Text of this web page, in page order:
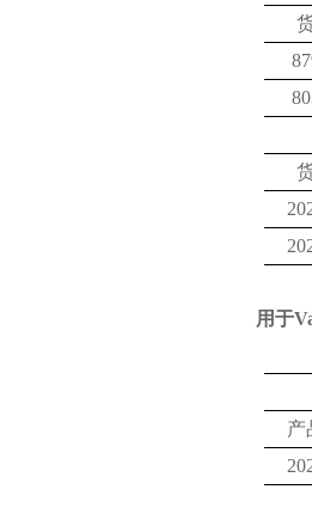
用于
产